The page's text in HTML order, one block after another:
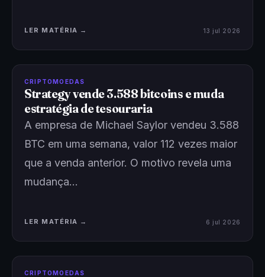
LER MATÉRIA → 13 jul 2026
CRIPTOMOEDAS
Strategy vende 3.588 bitcoins e muda
estratégia de tesouraria
A empresa de Michael Saylor vendeu 3.588
BTC em uma semana, valor 112 vezes maior
que a venda anterior. O motivo revela uma
mudança…
LER MATÉRIA → 6 jul 2026
CRIPTOMOEDAS